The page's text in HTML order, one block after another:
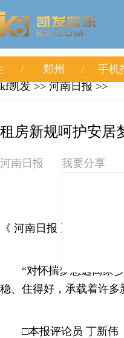
郑州 手机
kf凯发 >> 河南日报 >>
租房新规呵护安居
河南日报
我要分享
《 河南日报 》（ 2025年
“对怀揣梦想远离家乡
稳、住得好，承载着许多
□本报评论员 丁新伟